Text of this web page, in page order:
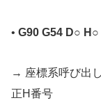
• G90 G54 D○ H○
→ 座標系呼び出
正H番号